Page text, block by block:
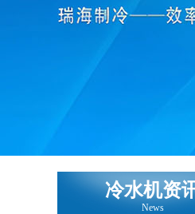
冷水机资
News